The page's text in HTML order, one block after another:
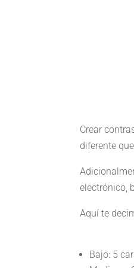
Crear
diferente
electrónico,
Aquí te
Bajo: 5